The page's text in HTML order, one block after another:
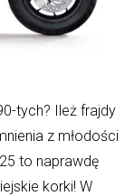
tych? Ileż frajdy
z młodości
to naprawdę
korki! W